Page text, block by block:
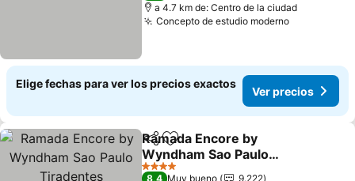
a 4.7 km de: Centro de la ciudad
Concepto de estudio moderno
Elige fechas para ver los precios exactos
Ver precios
CompartirAgregar a favoritos
Ramada Encore by
Wyndham Sao Paulo
Tiradentes
4 Estrellas
8,4 Muy bueno
9.222